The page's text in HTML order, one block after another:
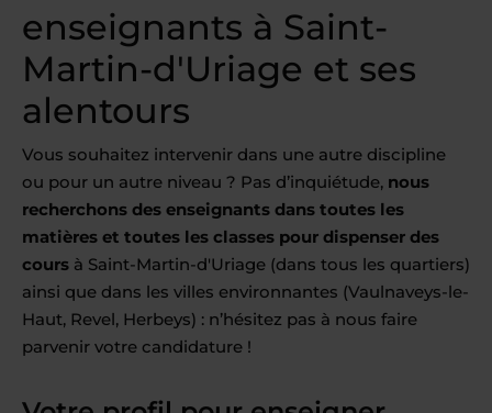
enseignants à Saint-
Martin-d'Uriage et ses
alentours
Vous souhaitez intervenir dans une autre discipline
ou pour un autre niveau ? Pas d’inquiétude, nous
recherchons des enseignants dans toutes les
matières et toutes les classes pour dispenser des
cours à Saint-Martin-d'Uriage (dans tous les quartiers)
ainsi que dans les villes environnantes (Vaulnaveys-le-
Haut, Revel, Herbeys) : n’hésitez pas à nous faire
parvenir votre candidature !